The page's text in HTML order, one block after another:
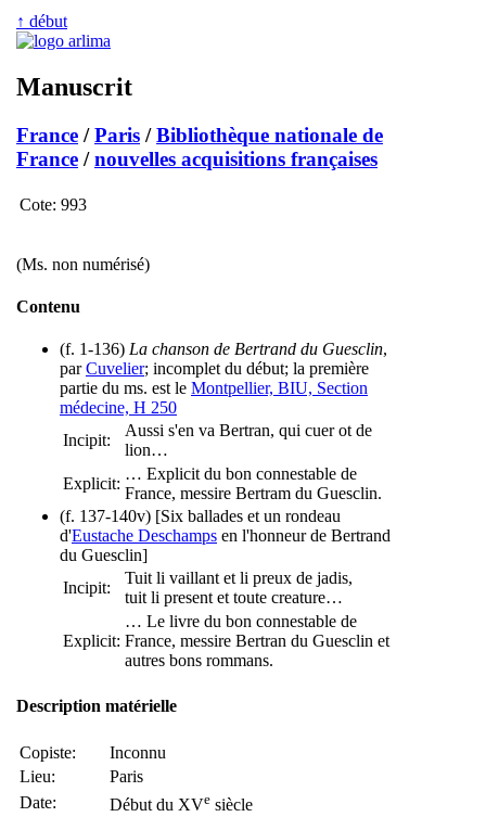
↑ début
Manuscrit
France /Paris /Bibliothèque nationale de
France /nouvelles acquisitions françaises
Cote: 993
(Ms. non numérisé)
Contenu
(f. 1-136) La chanson de Bertrand du Guesclin,
parCuvelier; incomplet du début; la première
partie du ms. est le Montpellier, BIU, Section
médecine, H 250
Incipit:
Aussi s'en va Bertran, qui cuer ot de
lion…
Explicit:
… Explicit du bon connestable de
France, messire Bertram du Guesclin.
(f. 137-140v) [Six ballades et un rondeau
d'Eustache Deschamps en l'honneur de Bertrand
du Guesclin]
Incipit:
Tuit li vaillant et li preux de jadis,
tuit li present et toute creature…
Explicit:
… Le livre du bon connestable de
France, messire Bertran du Guesclin et
autres bons rommans.
Description matérielle
Copiste:
Inconnu
Lieu:
Paris
Date:
Début du XVe siècle